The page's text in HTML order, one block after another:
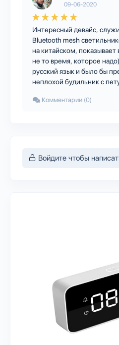
09-06-2020
Интересный девайс,
Bluetooth mesh
на китайском, показывает
не то время, которое
русский язык и было бы
неплохой будильник с
Комментарии (0)
Войдите чтобы